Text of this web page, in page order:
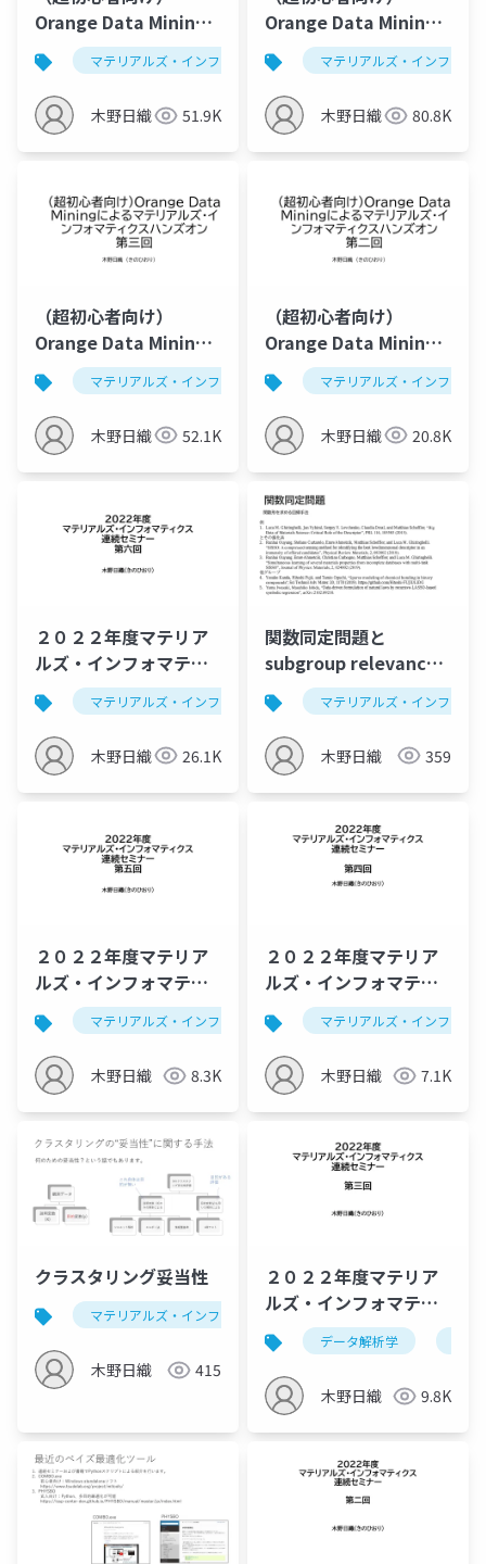
Orange Data Mining
によるマテリアルズ・
インフォマティクスハ
ンズオン第一回
（2023/07/26版）
マテリアルズ・インフォマティクス データ解析学
木野日織 51.9K
Orange Data Mining
によるマテリアルズ・
インフォマティクスハ
ンズオン第一回
マテリアルズ・インフォマ
木野日織 80.8K
（超初心者向け）
Orange Data Mining
によるマテリアルズ・
インフォマティクスハ
ンズオン第三回（仮）
マテリアルズ・インフォマティクス データ解析学
木野日織 52.1K
（超初心者向け）
Orange Data Mining
によるマテリアルズ・
インフォマティクスハ
ンズオン第二回 （仮）
マテリアルズ・インフォマ
木野日織 20.8K
２０２２年度マテリア
ルズ・インフォマティ
クス連続セミナー：ベ
イズ最適化、推薦シス
テム
マテリアルズ・インフォマティクス データ解析学
木野日織 26.1K
関数同定問題と
subgroup relevance
analysisマテリアルズ・インフォマ
木野日織 359
２０２２年度マテリア
ルズ・インフォマティ
クス連続セミナー：説
明変数重要性、全探索
を用いた説明変数重要
性
マテリアルズ・インフォマティクス データ解析学
木野日織 8.3K
２０２２年度マテリア
ルズ・インフォマティ
クス連続セミナー：次
元圧縮を併用したクラ
スタリング、トモグラ
フ像の復元
マテリアルズ・インフォマ
木野日織 7.1K
クラスタリング妥当性
マテリアルズ・インフォマティクス データ解析学
木野日織 415
２０２２年度マテリア
ルズ・インフォマティ
クス連続セミナー：次
元圧縮・分類・クラス
タリング
データ解析学
木野日織 9.8K